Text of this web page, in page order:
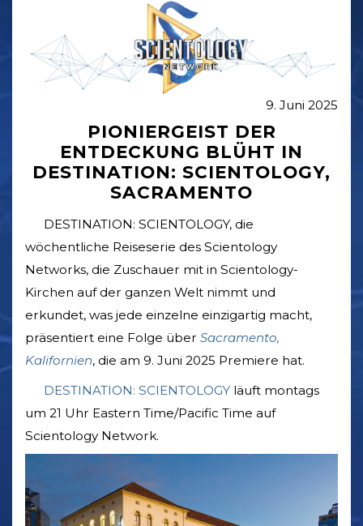
9. Juni 2025
PIONIERGEIST DER
ENTDECKUNG BLÜHT IN
DESTINATION: SCIENTOLOGY,
SACRAMENTO
DESTINATION: SCIENTOLOGY, die
wöchentliche Reiseserie des Scientology
Networks, die Zuschauer mit in Scientology-
Kirchen auf der ganzen Welt nimmt und
erkundet, was jede einzelne einzigartig macht,
präsentiert eine Folge über Sacramento,
Kalifornien, die am 9. Juni 2025 Premiere hat.
DESTINATION: SCIENTOLOGY läuft montags
um 21 Uhr Eastern Time/Pacific Time auf
Scientology Network.